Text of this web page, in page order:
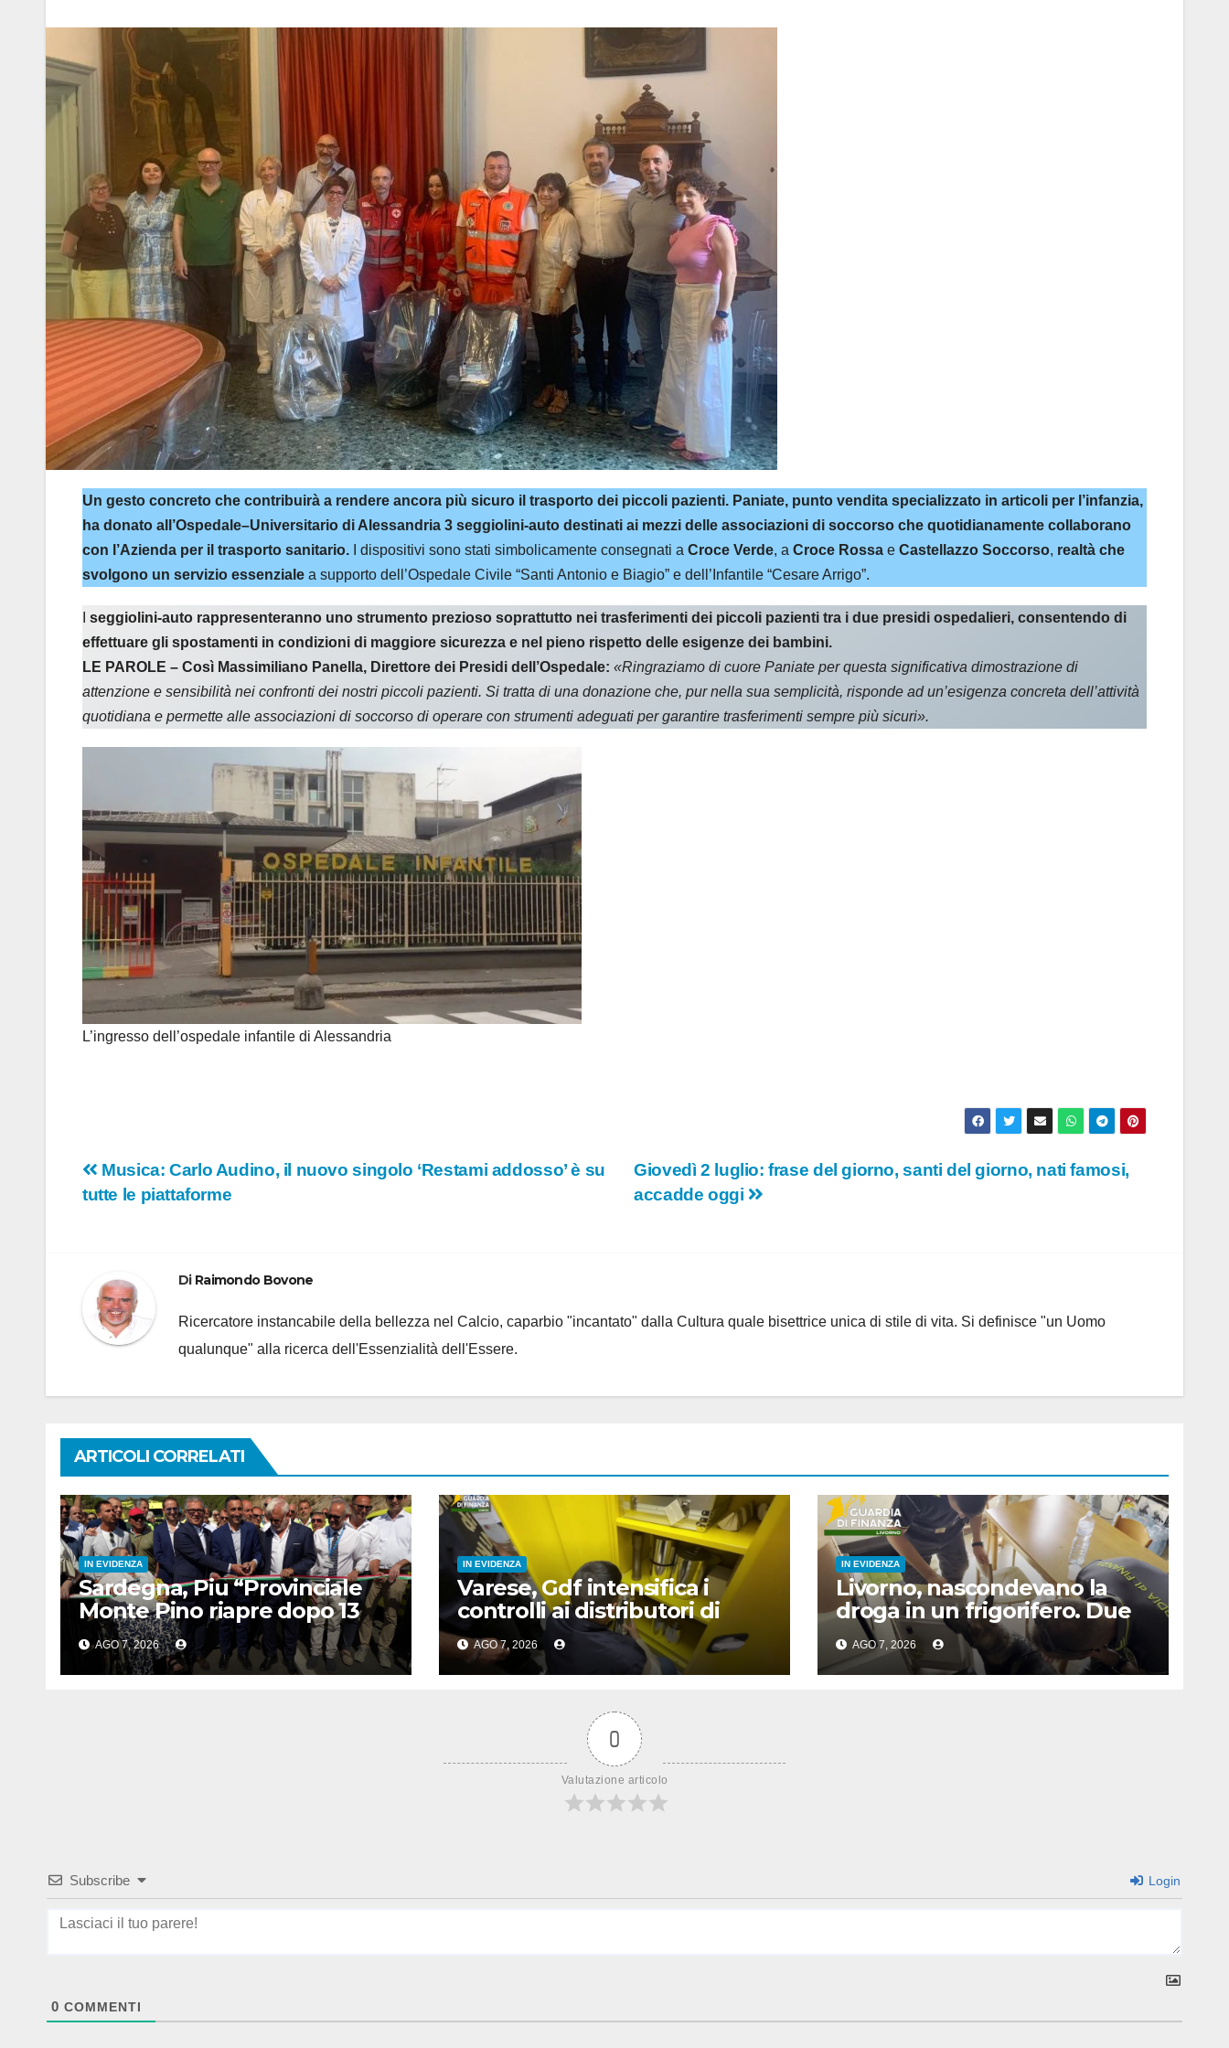
Un gesto concreto che contribuirà a rendere ancora più sicuro il trasporto dei piccoli pazienti. Paniate, punto vendita specializzato in articoli per l’infanzia,
ha donato all’Ospedale–Universitario di Alessandria 3 seggiolini-auto destinati ai mezzi delle associazioni di soccorso che quotidianamente collaborano
con l’Azienda per il trasporto sanitario. I dispositivi sono stati simbolicamente consegnati a Croce Verde, a Croce Rossa e Castellazzo Soccorso, realtà che
svolgono un servizio essenziale a supporto dell’Ospedale Civile “Santi Antonio e Biagio” e dell’Infantile “Cesare Arrigo”.
seggiolini-auto rappresenteranno uno strumento prezioso soprattutto nei trasferimenti dei piccoli pazienti tra i due presidi ospedalieri, consentendo di
effettuare gli spostamenti in condizioni di maggiore sicurezza e nel pieno rispetto delle esigenze dei bambini.
LE PAROLE – Così Massimiliano Panella, Direttore dei Presidi dell’Ospedale: «Ringraziamo di cuore Paniate per questa significativa dimostrazione di
attenzione e sensibilità nei confronti dei nostri piccoli pazienti. Si tratta di una donazione che, pur nella sua semplicità, risponde ad un’esigenza concreta dell’attività
quotidiana e permette alle associazioni di soccorso di operare con strumenti adeguati per garantire trasferimenti sempre più sicuri».
L’ingresso dell’ospedale infantile di Alessandria
Navigazione
articoli
Giovedì 2 luglio: frase del giorno, santi del giorno, nati famosi,
accadde oggi
Musica: Carlo Audino, il nuovo singolo ‘Restami addosso’ è su
tutte le piattaforme
Di Raimondo Bovone
Ricercatore instancabile della bellezza nel Calcio, caparbio "incantato" dalla Cultura quale bisettrice unica di stile di vita. Si definisce "un Uomo
qualunque" alla ricerca dell'Essenzialità dell'Essere.
ARTICOLI CORRELATI
IN EVIDENZA
Sardegna, Piu “Provinciale
Monte Pino riapre dopo 13
anni, opera fondamentale”
AGO 7, 2026
IN EVIDENZA
Varese, Gdf intensifica i
controlli ai distributori di
carburante, 6 multati
AGO 7, 2026
IN EVIDENZA
Livorno, nascondevano la
droga in un frigorifero. Due
arresti
AGO 7, 2026
0
Valutazione articolo
Subscribe Login
0 COMMENTI